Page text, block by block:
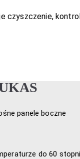
czyszczenie,
panele boczne
do 60 stopni